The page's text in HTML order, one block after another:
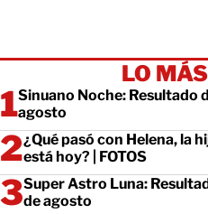
LO
Sinuano Noche: Resultado
agosto
¿Qué pasó con Helena, la
está hoy? | FOTOS
Super Astro Luna:
de agosto